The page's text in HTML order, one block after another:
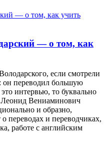
— о том, как
если смотрели
он переводил большую
интервью, то буквально
Вениаминович
и образно,
переводах и переводчиках,
работе с английским